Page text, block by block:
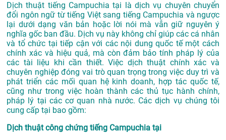
Dịch thuật tiếng Campuchia tại là dịch vụ chuyên chuyển
đổi ngôn ngữ từ tiếng Việt sang tiếng Campuchia và ngược
lại dưới dạng văn bản hoặc lời nói mà vẫn giữ nguyên ý
nghĩa gốc ban đầu. Dịch vụ này không chỉ giúp các cá nhân
và tổ chức tại tiếp cận với các nội dung quốc tế một cách
chính xác và hiệu quả, mà còn đảm bảo tính pháp lý của
các tài liệu khi cần thiết. Việc dịch thuật chính xác và
chuyên nghiệp đóng vai trò quan trọng trong việc duy trì và
phát triển các mối quan hệ kinh doanh, hợp tác quốc tế,
cũng như trong việc hoàn thành các thủ tục hành chính,
pháp lý tại các cơ quan nhà nước. Các dịch vụ chúng tôi
cung cấp tại bao gồm:
Dịch thuật công chứng tiếng Campuchia tại